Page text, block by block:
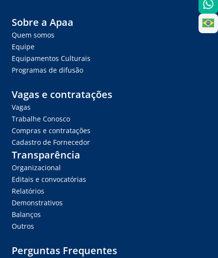
Sobre a Apaa
Quem somos
Equipe
Equipamentos Culturais
Programas de difusão
Vagas e contratações
Vagas
Trabalhe Conosco
Compras e contratações
Cadastro de Fornecedor
Transparência
Organizacional
Editais e convocatórias
Relatórios
Demonstrativos
Balanços
Outros
Perguntas Frequentes